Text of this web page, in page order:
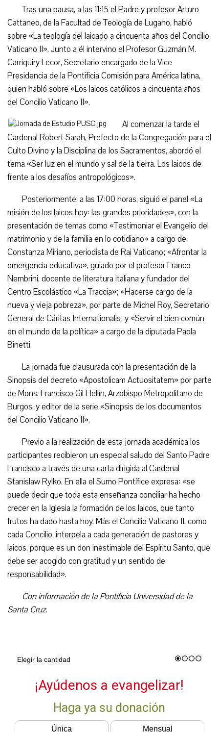
Tras una pausa, a las 11:15 el Padre y profesor Arturo
Cattaneo, de la Facultad de Teología de Lugano, habló
sobre «La teología del laicado a cincuenta años del Concilio
Vaticano II». Junto a él intervino el Profesor Guzmán M.
Carriquiry Lecor, Secretario encargado de la Vice
Presidencia de la Pontificia Comisión para América latina,
quien habló sobre «Los laicos católicos a cincuenta años
del Concilio Vaticano II».
Al comenzar la tarde el
Cardenal Robert Sarah, Prefecto de la Congregación para el
Culto Divino y la Disciplina de los Sacramentos, abordó el
tema «Ser luz en el mundo y sal de la tierra. Los laicos de
frente a los desafíos antropológicos».
Posteriormente, a las 17:00 horas, siguió el panel «La
misión de los laicos hoy: las grandes prioridades», con la
presentación de temas como «Testimoniar el Evangelio del
matrimonio y de la familia en lo cotidiano» a cargo de
Constanza Miriano, periodista de Rai Vaticano; «Afrontar la
emergencia educativa», guiado por el profesor Franco
Nembrini, docente de literatura italiana y fundador del
Centro Escolástico «La Traccia»; «Hacerse cargo de la
nueva y vieja pobreza», por parte de Michel Roy, Secretario
General de Cáritas Internationalis; y «Servir el bien común
en el mundo de la política» a cargo de la diputada Paola
Binetti.
La jornada fue clausurada con la presentación de la
Sinopsis del decreto «Apostolicam Actuositatem» por parte
de Mons. Francisco Gil Hellín, Arzobispo Metropolitano de
Burgos, y editor de la serie «Sinopsis de los documentos
del Concilio Vaticano II».
Previo a la realización de esta jornada académica los
participantes recibieron un especial saludo del Santo Padre
Francisco a través de una carta dirigida al Cardenal
Stanislaw Rylko. En ella el Sumo Pontífice expresa: «se
puede decir que toda esta enseñanza conciliar ha hecho
crecer en la Iglesia la formación de los laicos, que tanto
frutos ha dado hasta hoy. Más el Concilio Vaticano II, como
cada Concilio, interpela a cada generación de pastores y
laicos, porque es un don inestimable del Espíritu Santo, que
debe ser acogido con gratitud y un sentido de
responsabilidad».
Con información de la Pontificia Universidad de la
Santa Cruz.